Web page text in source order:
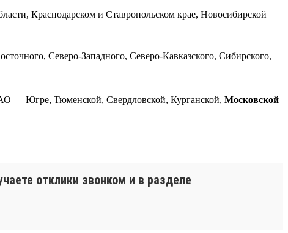
Краснодарском и Ставропольском крае, Новосибирской
Северо-Западного, Северо-Кавказского, Сибирского,
— Югре, Тюменской, Свердловской, Курганской, Московской
отклики звонком и в разделе